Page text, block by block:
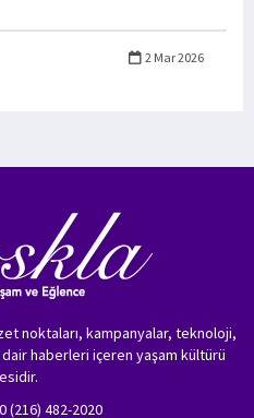
2 Mar 2026
noktaları, kampanyalar, teknoloji,
haberleri içeren yaşam kültürü
(216) 482-2020